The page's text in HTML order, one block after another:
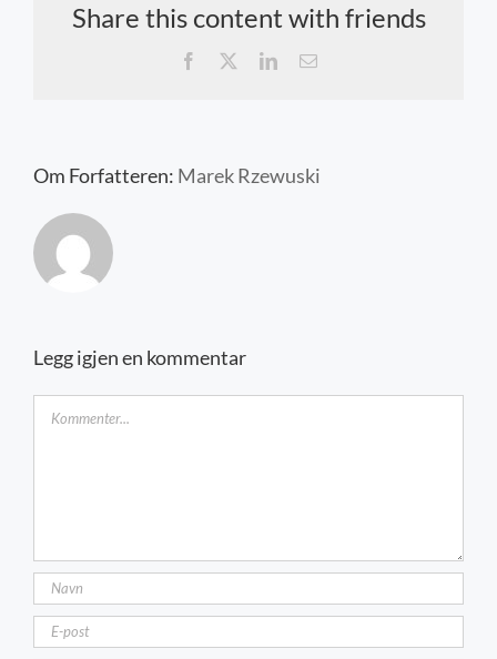
Share this content with friends
Facebook LinkedIn
E-
Om Forfatteren: Marek Rzewuski
Legg igjen en kommentar